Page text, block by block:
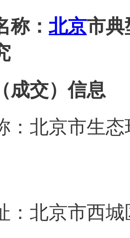
称： 北京市典
成交）信息
：北京市生
：北京市西